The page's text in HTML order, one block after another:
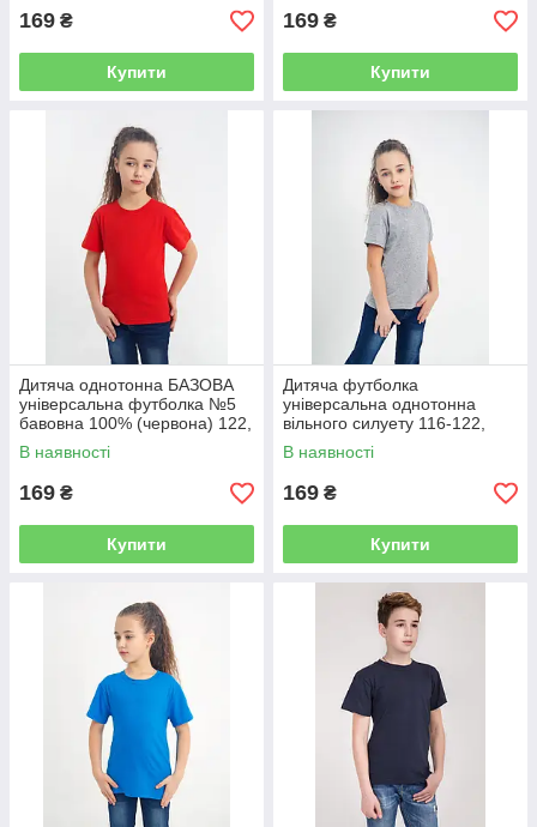
169 ₴
Купити
169 ₴
Купити
Дитяча однотонна БАЗОВА
універсальна футболка №5
бавовна 100% (червона) 122,
128-134, 140-146, 152-158,
164-170
В наявності
169 ₴
Купити
Дитяча футболка
універсальна однотонна
вільного силуету 116-122,
128-134, 140-146, 152-158,
164-170 100% бавовна
В наявності
169 ₴
Купити